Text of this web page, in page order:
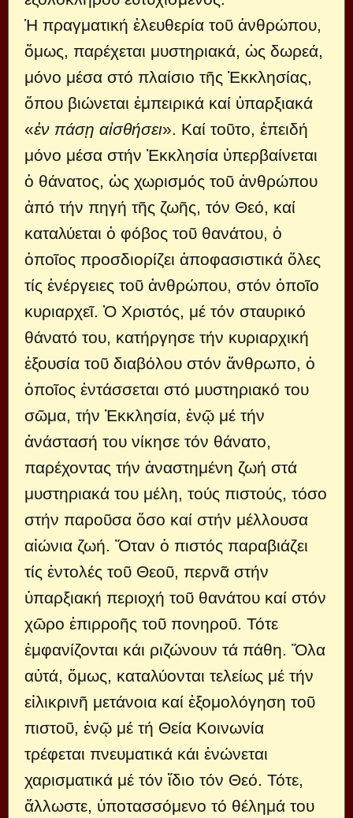
Ἡ πραγματική ἐλευθερία τοῦ ἀνθρώπου,
ὅμως, παρέχεται μυστηριακά, ὡς δωρεά,
μόνο μέσα στό πλαίσιο τῆς Ἐκκλησίας,
ὅπου βιώνεται ἐμπειρικά καί ὐπαρξιακά
«ἐν πάσῃ αἰσθήσει». Καί τοῦτο, ἐπειδή
μόνο μέσα στήν Ἐκκλησία ὑπερβαίνεται
ὁ θάνατος, ὡς χωρισμός τοῦ ἀνθρώπου
ἀπό τήν πηγή τῆς ζωῆς, τόν Θεό, καί
καταλύεται ὀ φόβος τοῦ θανάτου, ὁ
ὁποῖος προσδιορίζει ἀποφασιστικά ὅλες
τίς ἐνέργειες τοῦ ἀνθρώπου, στόν ὁποῖο
κυριαρχεῖ. Ὁ Χριστός, μέ τόν σταυρικό
θάνατό του, κατήργησε τήν κυριαρχική
ἐξουσία τοῦ διαβόλου στόν ἄνθρωπο, ὁ
ὁποῖος ἐντάσσεται στό μυστηριακό του
σῶμα, τήν Ἐκκλησία, ἐνῷ μέ τήν
ἀνάστασή του νίκησε τόν θάνατο,
παρέχοντας τήν ἀναστημένη ζωή στά
μυστηριακά του μέλη, τούς πιστούς, τόσο
στήν παροῦσα ὅσο καί στήν μέλλουσα
αἰώνια ζωή. Ὅταν ὁ πιστός παραβιάζει
τίς ἐντολές τοῦ Θεοῦ, περνᾶ στήν
ὑπαρξιακή περιοχή τοῦ θανάτου καί στόν
χῶρο ἐπιρροῆς τοῦ πονηροῦ. Τότε
ἐμφανίζονται κάι ριζώνουν τά πάθη. Ὅλα
αὐτά, ὅμως, καταλύονται τελείως μέ τήν
εἰλικρινῆ μετάνοια καί ἐξομολόγηση τοῦ
πιστοῦ, ἐνῷ μέ τή Θεία Κοινωνία
τρέφεται πνευματικά κάι ἑνώνεται
χαρισματικά μέ τόν ἴδιο τόν Θεό. Τότε,
ἄλλωστε, ὑποτασσόμενο τό θέλημά του